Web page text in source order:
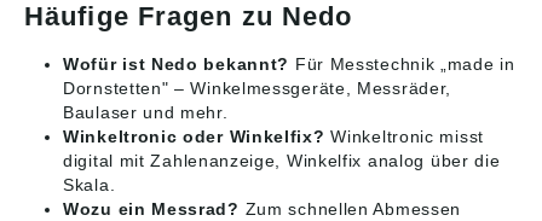
Häufige Fragen zu Nedo
Wofür ist Nedo bekannt? Für Messtechnik „made in
Dornstetten" – Winkelmessgeräte, Messräder,
Baulaser und mehr.
Winkeltronic oder Winkelfix? Winkeltronic misst
digital mit Zahlenanzeige, Winkelfix analog über die
Skala.
Wozu ein Messrad? Zum schnellen Abmessen